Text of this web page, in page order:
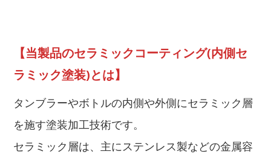
【当製品のセラミックコーティング(内側セ
ラミック塗装)とは】
タンブラーやボトルの内側や外側にセラミック層
を施す塗装加工技術です。
セラミック層は、主にステンレス製などの金属容